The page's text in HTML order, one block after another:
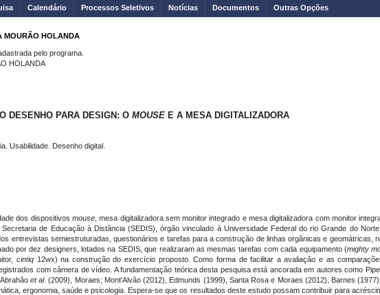
Calendário Processos Seletivos Notícias Documentos Outras Opções
MOURÃO HOLANDA
pelo programa.
HOLANDA
DESENHO PARA DESIGN: O MOUSE E A MESA DIGITALIZADORA
Usabilidade. Desenho digital.
dos dispositivos mouse, mesa digitalizadora sem monitor integrado e mesa digitalizadora com monitor
de Educação à Distância (SEDIS), órgão vinculado à Universidade Federal do rio Grande do
entrevistas semiestruturadas, questionários e tarefas para a construção de linhas orgânicas e geomátricas,
por dez designers, lotados na SEDIS, que realizaram as mesmas tarefas com cada equipamento (mighty
cintiq12wx) na construção do exercício proposto. Como forma de facilitar a avaliação e as
com câmera de vídeo. A fundamentação teórica desta pesquisa está ancorada em autores como
et al. (2009), Moraes; Mont'Alvão (2012), Edmunds (1999), Santa Rosa e Moraes (2012), Barnes
ergonomia, saúde e psicologia. Espera-se que os resultados deste estudo possam contribuir para